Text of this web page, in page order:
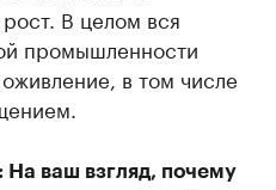
В целом вся
промышленности
в том числе
ваш взгляд, почему